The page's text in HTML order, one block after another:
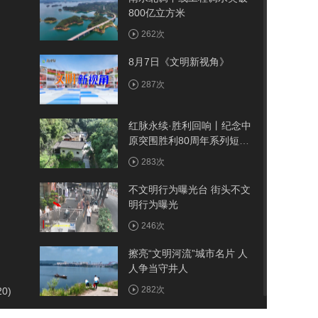
800亿立方米
262次
8月7日《文明新视角》
287次
红脉永续·胜利回响丨纪念中
原突围胜利80周年系列短视
频——古院
283次
不文明行为曝光台 街头不文
明行为曝光
246次
擦亮“文明河流”城市名片 人
人争当守井人
282次